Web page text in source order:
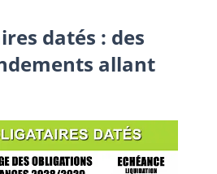
datés : des
allant